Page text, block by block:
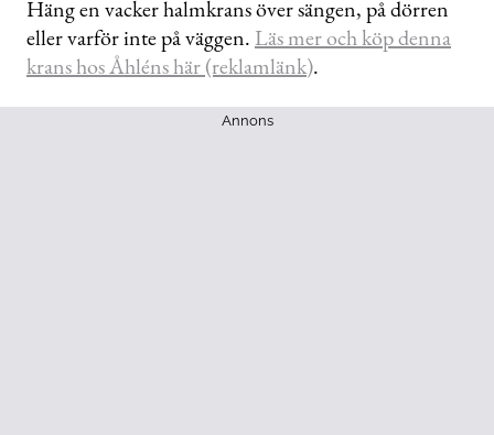
Häng en vacker halmkrans över sängen, på dörren
eller varför inte på väggen. Läs mer och köp denna
krans hos Åhléns här (reklamlänk).
Annons